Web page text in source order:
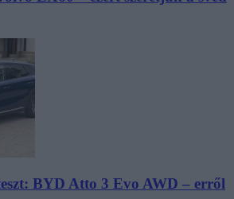
BYD Atto 3 Evo AWD – erről